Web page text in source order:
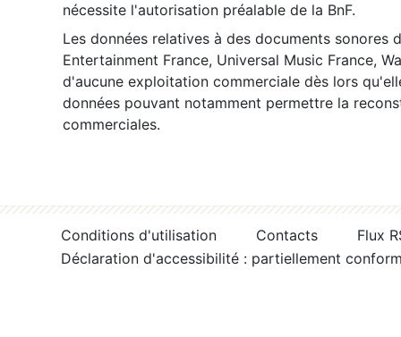
nécessite l'autorisation préalable de la BnF.
Les données relatives à des documents sonores
Entertainment France, Universal Music France,
d'aucune exploitation commerciale dès lors
données pouvant notamment permettre la
commerciales.
Conditions d'utilisation Contacts
Flux
Déclaration d'accessibilité : partiellement